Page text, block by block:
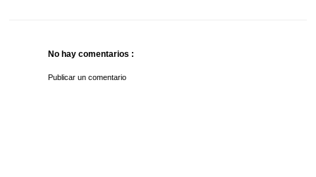
No hay comentarios :
Publicar un comentario